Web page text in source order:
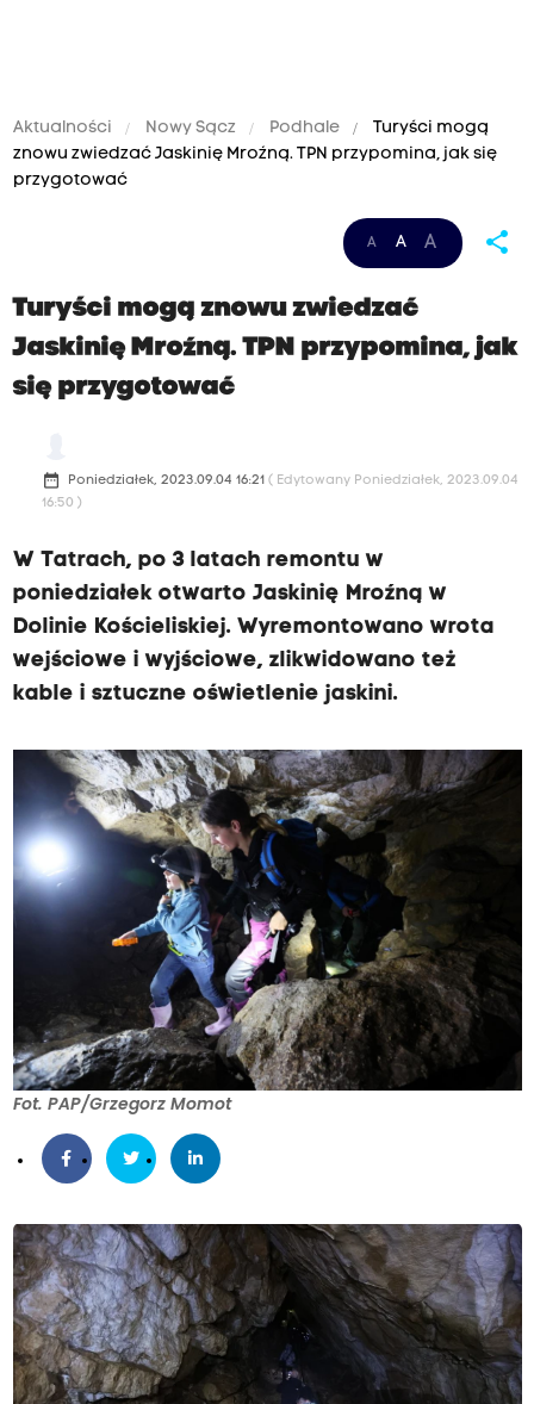
Aktualności Nowy Sącz Podhale
Turyści mogą
znowu zwiedzać Jaskinię Mroźną. TPN przypomina, jak się
przygotować
A A A share
Turyści mogą znowu zwiedzać
Jaskinię Mroźną. TPN przypomina, jak
się przygotować
date_range Poniedziałek, 2023.09.04 16:21 ( Edytowany Poniedziałek, 2023.09.04
16:50 )
W Tatrach, po 3 latach remontu w
poniedziałek otwarto Jaskinię Mroźną w
Dolinie Kościeliskiej. Wyremontowano wrota
wejściowe i wyjściowe, zlikwidowano też
kable i sztuczne oświetlenie jaskini.
Fot. PAP/Grzegorz Momot